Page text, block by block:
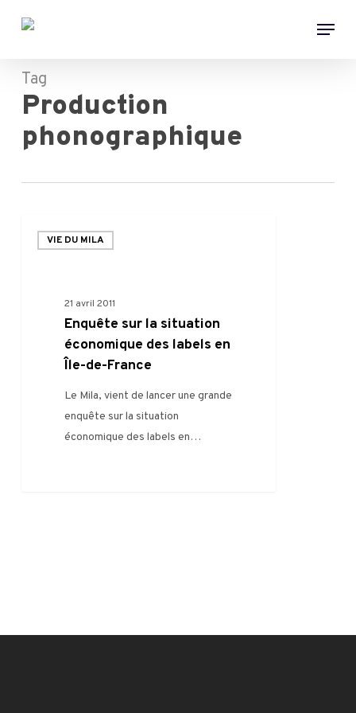
content
Menu
Tag
Production
phonographique
VIE DU MILA
21 avril 2011
Enquête sur la situation
économique des labels en
Île-de-France
Le Mila, vient de lancer une grande
enquête sur la situation
économique des labels en…